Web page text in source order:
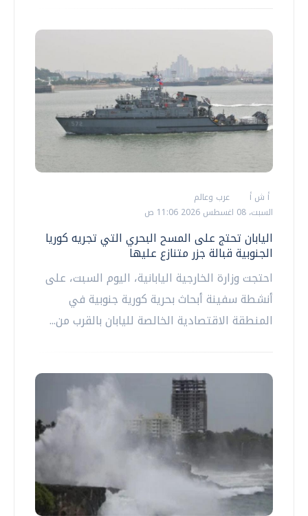
أ ش أ
عرب وعالم
السبت، 08 اغسطس 2026 11:06 ص
اليابان تحتج على المسح البحري التي تجريه كوريا
الجنوبية قبالة جزر متنازع عليها
احتجت وزارة الخارجية اليابانية، اليوم السبت، على
أنشطة سفينة أبحاث بحرية كورية جنوبية في
المنطقة الاقتصادية الخالصة لليابان بالقرب من...